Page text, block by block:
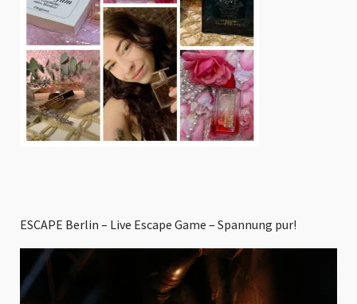
ESCAPE Berlin – Live Escape Game – Spannung pur!